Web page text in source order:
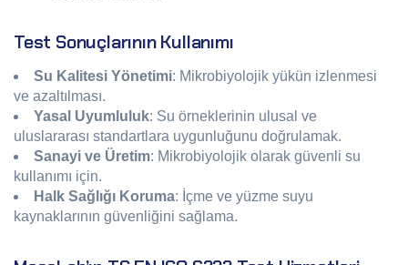
Test Sonuçlarının Kullanımı
Su Kalitesi Yönetimi: Mikrobiyolojik yükün izlenmesi
ve azaltılması.
Yasal Uyumluluk: Su örneklerinin ulusal ve
uluslararası standartlara uygunluğunu doğrulamak.
Sanayi ve Üretim: Mikrobiyolojik olarak güvenli su
kullanımı için.
Halk Sağlığı Koruma: İçme ve yüzme suyu
kaynaklarının güvenliğini sağlama.